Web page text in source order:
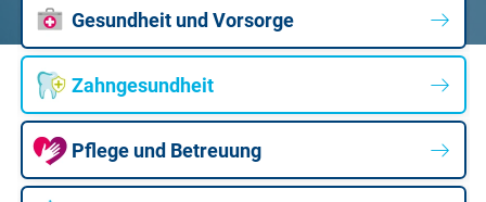
Gesundheit und Vorsorge
Zahngesundheit
Pflege und Betreuung